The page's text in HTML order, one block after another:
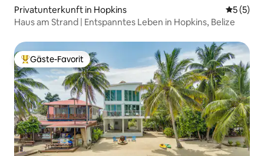
Privatunterkunft in Hopkins
5 (5)
Haus am Strand | Entspanntes Leben in Hopkins, Belize
Beliebter Gäste-Favorit.
Gäste-Favorit